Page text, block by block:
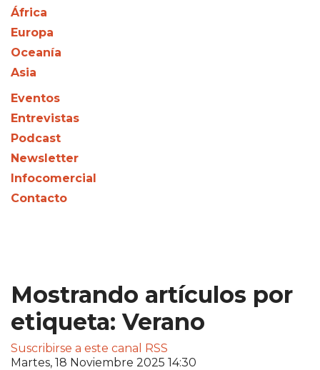
África
Europa
Oceanía
Asia
Eventos
Entrevistas
Podcast
Newsletter
Infocomercial
Contacto
Mostrando artículos por
etiqueta: Verano
Suscribirse a este canal RSS
Martes, 18 Noviembre 2025 14:30